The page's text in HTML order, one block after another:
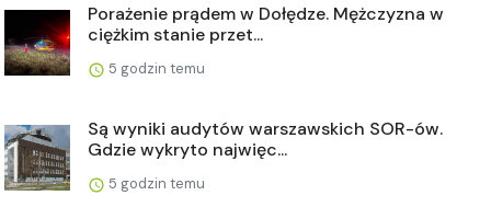
Porażenie prądem w Dołędze. Mężczyzna w
ciężkim stanie przet...
5 godzin temu
Są wyniki audytów warszawskich SOR-ów.
Gdzie wykryto najwięc...
5 godzin temu